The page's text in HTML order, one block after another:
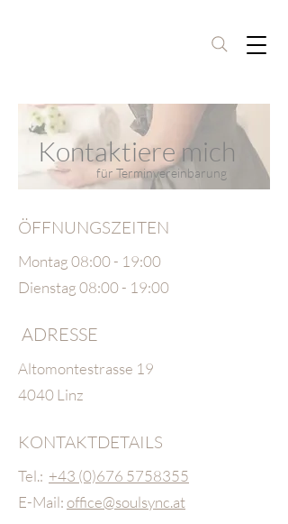
Kontaktiere mich
für Terminvereinbarung
ÖFFNUNGSZEITEN
Montag 08:00 - 19:00
Dienstag 08:00 - 19:00
ADRESSE
Altomontestrasse 19
4040 Linz
KONTAKTDETAILS
Tel.: +43 (0)676 5758355
E-Mail: office@soulsync.at